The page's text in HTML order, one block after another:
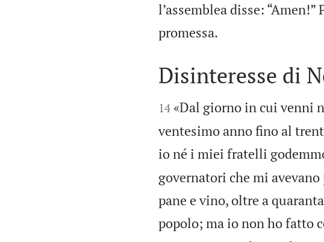
l’assemblea disse:
promessa.

Disinteresse di

14 «Dal giorno in cui venni
ventesimo anno fino al
io né i miei fratelli
governatori che mi
pane e vino, oltre a
popolo; ma io non ho fatto